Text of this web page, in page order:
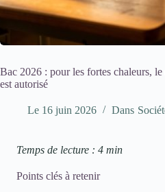
Bac 2026 : pour les fortes chaleurs,
est autorisé
Le 16 juin 2026 Dans
Temps de lecture : 4 min
Points clés à retenir